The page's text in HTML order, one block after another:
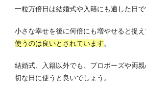
一粒万倍日は結婚式や入籍にも適した日で
小さな幸せを後に何倍にも増やせると捉え
使うのは良いとされています。
結婚式、入籍以外でも、プロポーズや両
切な日に使うと良いでしょう。